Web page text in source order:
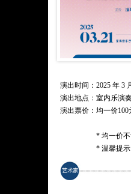
演出时间：2025 年 3
演出地点：室内乐演
演出票价： 均一价100
* 均一价
* 温馨提